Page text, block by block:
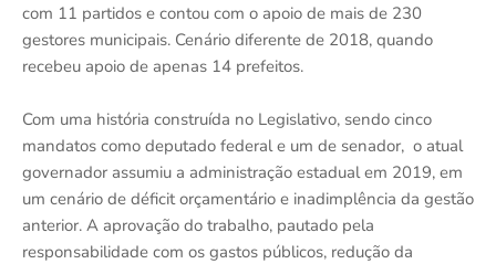
com 11 partidos e contou com o apoio de mais de 230
gestores municipais. Cenário diferente de 2018, quando
recebeu apoio de apenas 14 prefeitos.
Com uma história construída no Legislativo, sendo cinco
mandatos como deputado federal e um de senador, o atual
governador assumiu a administração estadual em 2019, em
um cenário de déficit orçamentário e inadimplência da gestão
anterior. A aprovação do trabalho, pautado pela
responsabilidade com os gastos públicos, redução da